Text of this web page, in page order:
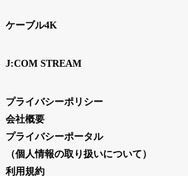
ケーブル4K
J:COM STREAM
プライバシーポリシー
会社概要
プライバシーポータル
（個人情報の取り扱いについて）
利用規約